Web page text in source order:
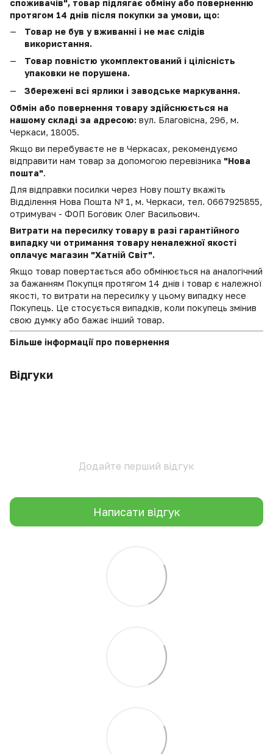
споживачів", товар підлягає обміну або поверненню
протягом 14 днів після покупки за умови, що:
Товар не був у вживанні і не має слідів
використання.
Товар повністю укомплектований і цілісність
упаковки не порушена.
Збережені всі ярлики і заводське маркування.
Обмін або повернення товару здійснюється на
нашому складі за адресою: вул. Благовісна, 296, м.
Черкаси, 18005.
Якщо ви перебуваєте не в Черкасах, рекомендуємо
відправити нам товар за допомогою перевізника "Нова
пошта".
Для відправки посилки через Нову пошту вкажіть
Відділення Нова Пошта № 1, м. Черкаси, тел. 0667925855,
отримувач - ФОП Боговик Олег Васильович.
Витрати на пересилку товару в разі гарантійного
випадку чи отримання товару неналежної якості
оплачує магазин "Хатній Світ".
Якщо товар повертається або обмінюється на аналогічний
за бажанням Покупця протягом 14 днів і товар є належної
якості, то витрати на пересилку у цьому випадку несе
Покупець. Це стосується випадків, коли покупець змінив
свою думку або бажає інший товар.
Більше інформації про повернення
Відгуки
Додайте перший відгук
Написати відгук